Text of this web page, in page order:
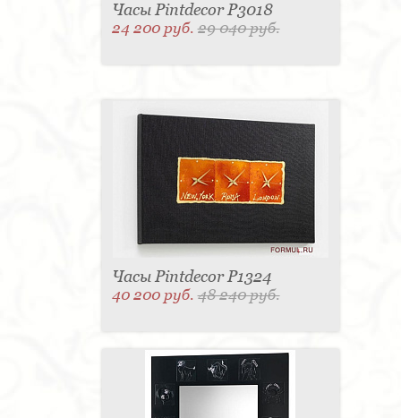
Часы Pintdecor P3018
24 200 руб.29 040 руб.
Часы Pintdecor P1324
40 200 руб.48 240 руб.